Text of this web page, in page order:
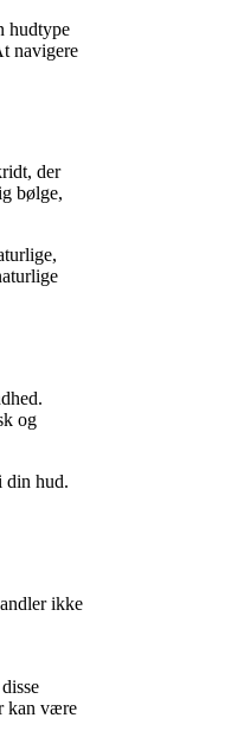
hudtype
navigere
der
bølge,
og
din hud.
ikke
kan være